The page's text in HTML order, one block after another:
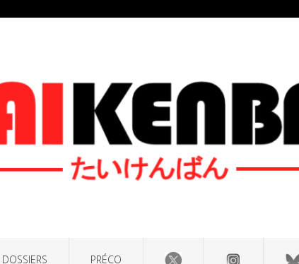
DOSSIERS PRÉCO